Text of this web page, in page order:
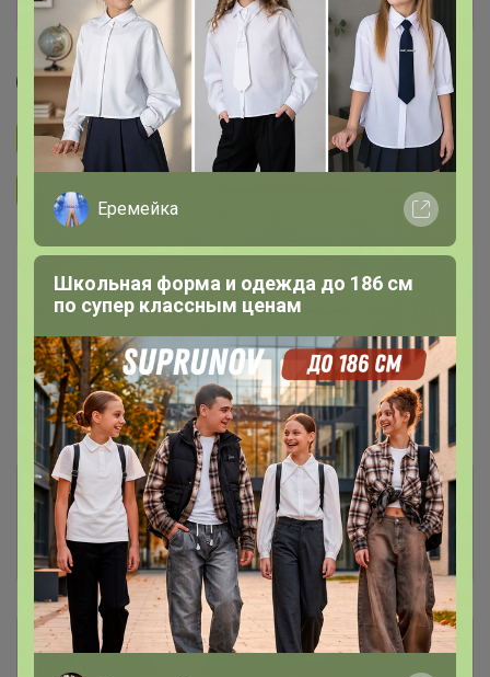
Мафия
Подписаться на закупку 1.4K
Подписаться на организатора
В архиве
Ожидание ~ 14 дней
Пристрой 25 лотов
Комментарии к лотам 4.4K
Отзывы участников 5.5K
Описание
Еремейка
Школьная форма и одежда до 186 см
по супер классным ценам